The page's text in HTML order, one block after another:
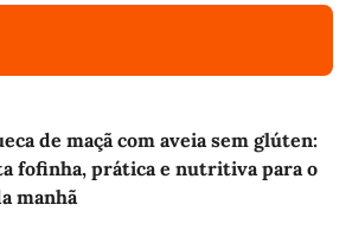
de maçã com aveia sem glúten:
fofinha, prática e nutritiva para o
manhã